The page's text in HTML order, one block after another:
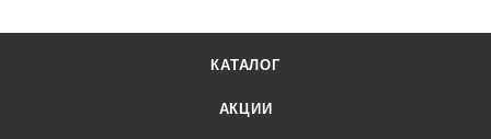
КАТАЛОГ
АКЦИИ